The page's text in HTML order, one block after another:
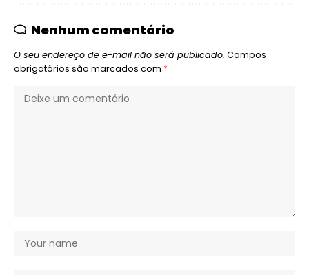
Nenhum comentário
O seu endereço de e-mail não será publicado. Campos
obrigatórios são marcados com *